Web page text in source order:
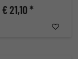
21,10 *